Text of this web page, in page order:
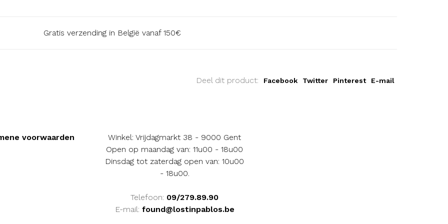
Gratis verzending in België vanaf 150€
Deel dit product: Facebook Twitter Pinterest E-mail
voorwaarden
Winkel: Vrijdagmarkt 38 - 9000 Gent
Open op maandag van: 11u00 - 18u00
Dinsdag tot zaterdag open van: 10u00
- 18u00.
Telefoon: 09/279.89.90
E-mail: found@lostinpablos.be